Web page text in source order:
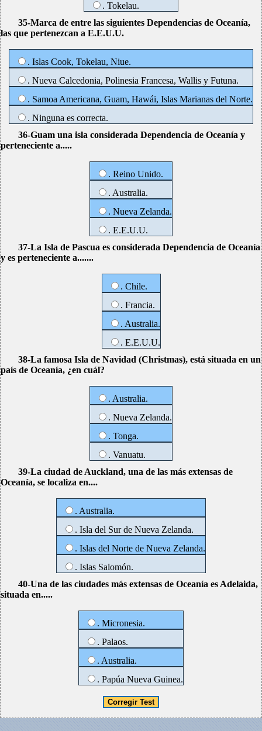
. Tokelau.
35-Marca de entre las siguientes Dependencias de Oceanía,
las que pertenezcan a E.E.U.U.
. Islas Cook, Tokelau, Niue.
. Nueva Calcedonia, Polinesia Francesa, Wallis y Futuna.
. Samoa Americana, Guam, Hawái, Islas Marianas del Norte.
. Ninguna es correcta.
36-Guam una isla considerada Dependencia de Oceanía y
perteneciente a.....
. Reino Unido.
. Australia.
. Nueva Zelanda.
. E.E.U.U.
37-La Isla de Pascua es considerada Dependencia de Oceanía
y es perteneciente a.......
. Chile.
. Francia.
. Australia.
. E.E.U.U.
38-La famosa Isla de Navidad (Christmas), está situada en un
país de Oceanía, ¿en cuál?
. Australia.
. Nueva Zelanda.
. Tonga.
. Vanuatu.
39-La ciudad de Auckland, una de las más extensas de
Oceanía, se localiza en....
. Australia.
. Isla del Sur de Nueva Zelanda.
. Islas del Norte de Nueva Zelanda.
. Islas Salomón.
40-Una de las ciudades más extensas de Oceanía es Adelaida,
situada en.....
. Micronesia.
. Palaos.
. Australia.
. Papúa Nueva Guinea.